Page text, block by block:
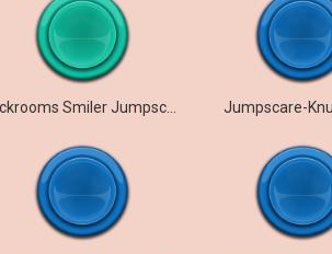
Backrooms Smiler Jumpscare Jumpscare-